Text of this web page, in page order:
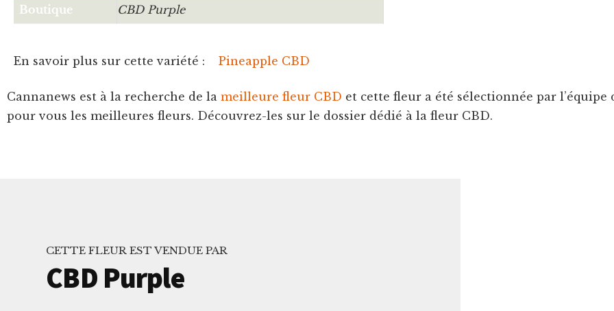
Boutique CBD Purple
En savoir plus sur cette variété : Pineapple CBD
Cannanews est à la recherche de la meilleure fleur CBD et cette fleur a été sélectionnée par l’équipe
pour vous les meilleures fleurs. Découvrez-les sur le dossier dédié à la fleur CBD.
CETTE FLEUR EST VENDUE PAR
CBD Purple